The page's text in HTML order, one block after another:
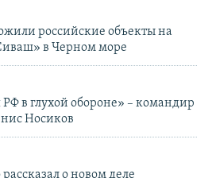
российские объекты на
в Черном море
в глухой обороне» – командир
Носиков
о новом деле